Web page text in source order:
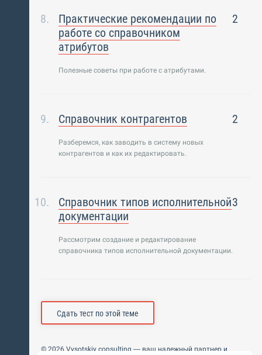
Практические рекомендации по
работе со справочником
атрибутов
2
Полезные советы при работе с атрибутами.
Справочник контрагентов 2
Разберемся, как заводить в систему новых
контрагентов и как их редактировать.
Справочник типов исполнительной
документации
3
Рассмотрим создание и редактирование
справочника типов исполнительной документации.
Сдать тест по этой теме
© 2026 Vysotskiy consulting — ваш надежный партнер и